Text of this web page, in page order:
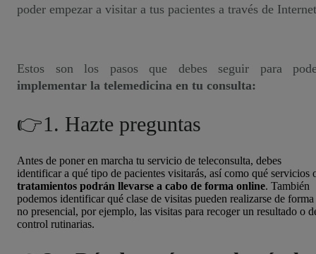
poder empezar a visitar a tus pacientes a través de
Estos son los pasos que debes seguir para
implementar la telemedicina en tu consulta:
👉1. Hazte preguntas
Antes de poner en marcha tu servicio de teleconsulta, debes
identificar a qué tipo de pacientes visitarás, así como qué servicios
tratamientos podrán llevarse a cabo de forma online. También
podemos identificar qué clase de visitas pueden realizarse de forma
no presencial, por ejemplo, las visitas para recoger un resultado o
control rutinarias.